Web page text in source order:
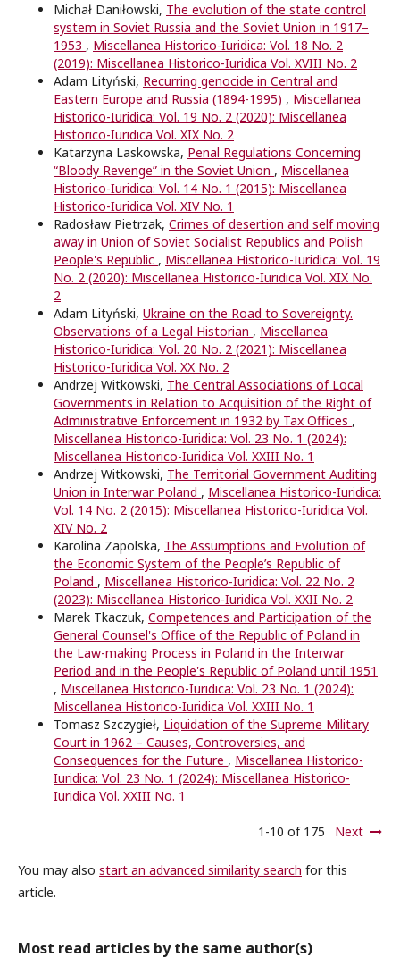
Michał Daniłowski, The evolution of the state control
system in Soviet Russia and the Soviet Union in 1917–
1953 , Miscellanea Historico-Iuridica: Vol. 18 No. 2
(2019): Miscellanea Historico-Iuridica Vol. XVIII No. 2
Adam Lityński, Recurring genocide in Central and
Eastern Europe and Russia (1894-1995) , Miscellanea
Historico-Iuridica: Vol. 19 No. 2 (2020): Miscellanea
Historico-Iuridica Vol. XIX No. 2
Katarzyna Laskowska, Penal Regulations Concerning
“Bloody Revenge” in the Soviet Union , Miscellanea
Historico-Iuridica: Vol. 14 No. 1 (2015): Miscellanea
Historico-Iuridica Vol. XIV No. 1
Radosław Pietrzak, Crimes of desertion and self moving
away in Union of Soviet Socialist Republics and Polish
People's Republic , Miscellanea Historico-Iuridica: Vol. 19
No. 2 (2020): Miscellanea Historico-Iuridica Vol. XIX No.
2
Adam Lityński, Ukraine on the Road to Sovereignty.
Observations of a Legal Historian , Miscellanea
Historico-Iuridica: Vol. 20 No. 2 (2021): Miscellanea
Historico-Iuridica Vol. XX No. 2
Andrzej Witkowski, The Central Associations of Local
Governments in Relation to Acquisition of the Right of
Administrative Enforcement in 1932 by Tax Offices ,
Miscellanea Historico-Iuridica: Vol. 23 No. 1 (2024):
Miscellanea Historico-Iuridica Vol. XXIII No. 1
Andrzej Witkowski, The Territorial Government Auditing
Union in Interwar Poland , Miscellanea Historico-Iuridica:
Vol. 14 No. 2 (2015): Miscellanea Historico-Iuridica Vol.
XIV No. 2
Karolina Zapolska, The Assumptions and Evolution of
the Economic System of the People’s Republic of
Poland , Miscellanea Historico-Iuridica: Vol. 22 No. 2
(2023): Miscellanea Historico-Iuridica Vol. XXII No. 2
Marek Tkaczuk, Competences and Participation of the
General Counsel's Office of the Republic of Poland in
the Law-making Process in Poland in the Interwar
Period and in the People's Republic of Poland until 1951
, Miscellanea Historico-Iuridica: Vol. 23 No. 1 (2024):
Miscellanea Historico-Iuridica Vol. XXIII No. 1
Tomasz Szczygieł, Liquidation of the Supreme Military
Court in 1962 – Causes, Controversies, and
Consequences for the Future , Miscellanea Historico-
Iuridica: Vol. 23 No. 1 (2024): Miscellanea Historico-
Iuridica Vol. XXIII No. 1
1-10 of 175 Next
You may also start an advanced similarity search for this
article.
Most read articles by the same author(s)